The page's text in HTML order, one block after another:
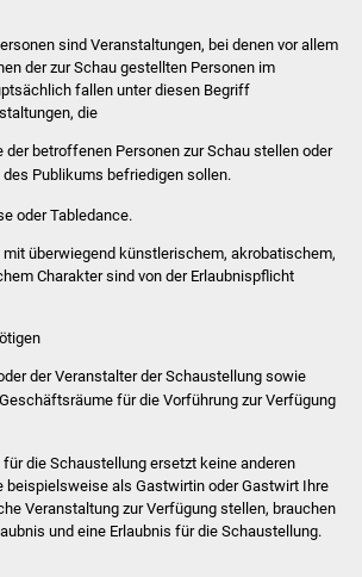
Kontakt
Veröffentlichungen
FNP / Bebauungspläne
Stadtinfo
Partnerstädte
Projekte
sind Veranstaltungen, bei denen vor allem
der zur Schau gestellten Personen im
fallen unter diesen Begriff
die
der betroffenen Personen zur Schau stellen oder
Publikums befriedigen sollen.
oder Tabledance.
mit überwiegend künstlerischem, akrobatischem,
Charakter sind von der Erlaubnispflicht
der Veranstalter der Schaustellung sowie
für die Vorführung zur Verfügung
für die Schaustellung ersetzt keine anderen
beispielsweise als Gastwirtin oder Gastwirt Ihre
Veranstaltung zur Verfügung stellen, brauchen
und eine Erlaubnis für die Schaustellung.